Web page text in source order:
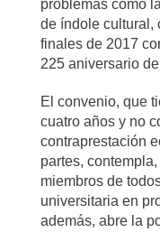
problemas como
de índole cultural,
finales de 2017
225 aniversario
El convenio, que
cuatro años y no
contraprestación
partes,
miembros de
universitaria en
además, abre la